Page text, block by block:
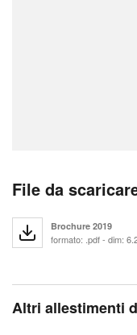
File da
Brochure 2019
formato: .pdf - dim:
Altri allestimenti